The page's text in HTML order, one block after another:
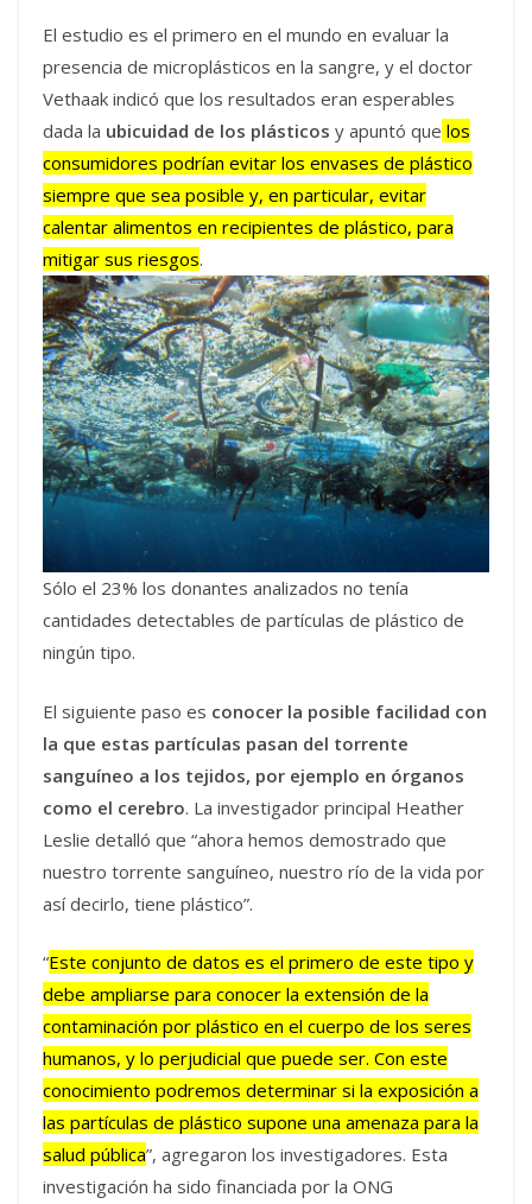
El estudio es el primero en el mundo en evaluar la
presencia de microplásticos en la sangre, y el doctor
Vethaak indicó que los resultados eran esperables
dada la ubicuidad de los plásticos y apuntó que los
consumidores podrían evitar los envases de plástico
siempre que sea posible y, en particular, evitar
calentar alimentos en recipientes de plástico, para
mitigar sus riesgos.
Sólo el 23% los donantes analizados no tenía
cantidades detectables de partículas de plástico de
ningún tipo.
El siguiente paso es conocer la posible facilidad con
la que estas partículas pasan del torrente
sanguíneo a los tejidos, por ejemplo en órganos
como el cerebro. La investigador principal Heather
Leslie detalló que “ahora hemos demostrado que
nuestro torrente sanguíneo, nuestro río de la vida por
así decirlo, tiene plástico”.
“Este conjunto de datos es el primero de este tipo y
debe ampliarse para conocer la extensión de la
contaminación por plástico en el cuerpo de los seres
humanos, y lo perjudicial que puede ser. Con este
conocimiento podremos determinar si la exposición a
las partículas de plástico supone una amenaza para la
salud pública”, agregaron los investigadores. Esta
investigación ha sido financiada por la ONG